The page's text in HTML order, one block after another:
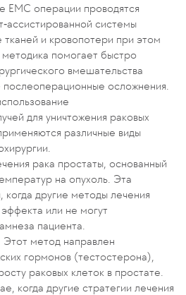
ЕМС операции проводятся
системы
и кровопотери при этом
помогает быстро
вмешательства
послеоперационные осложнения.
для уничтожения раковых
различные виды
рака простаты, основанный
на опухоль. Эта
другие методы лечения
или не могут
пациента.
Этот метод направлен
гормонов (тестостерона),
раковых клеток в простате.
когда другие стратегии лечения